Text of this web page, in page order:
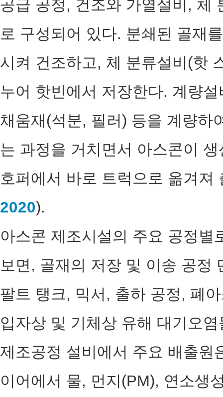
공급 공정, 건조와 가열설비, 체
로 구성되어 있다. 분쇄된 골재
시켜 건조하고, 체 분류설비(핫
누어 핫빈에서 저장한다. 계량
채움재(석분, 필러) 등을 계량하
는 과정을 거치면서 아스콘이
호퍼에서 바로 트럭으로 옮겨져
2020).
아스콘 제조시설의 주요 공정
보면, 골재의 저장 및 이송 공정
팔트 탱크, 믹서, 출하 공정, 폐
입자상 및 기체상 유해 대기오
제조공정 설비에서 주요 배출원
이어에서 물, 먼지(PM), 연소생